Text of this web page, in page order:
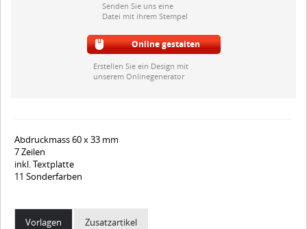
Senden Sie uns eine
Datei mit ihrem Stempel
Online gestalten
Erstellen Sie ein Design mit
unserem Onlinegenerator
Abdruckmass 60 x 33 mm
7 Zeilen
inkl. Textplatte
11 Sonderfarben
Vorlagen Zusatzartikel